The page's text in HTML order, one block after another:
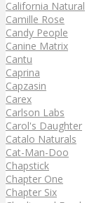
California Natural
Camille Rose
Candy People
Canine Matrix
Cantu
Caprina
Capzasin
Carex
Carlson Labs
Carol's Daughter
Catalo Naturals
Cat-Man-Doo
Chapstick
Chapter One
Chapter Six